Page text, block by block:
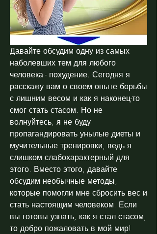
Давайте обсудим одну из самых
наболевших тем для любого
человека - похудение. Сегодня я
расскажу вам о своем опыте борьбы
с лишним весом и как я наконец-то
смог стать стасом. Но не
волнуйтесь, я не буду
пропагандировать унылые диеты и
мучительные тренировки, ведь я
слишком слабохарактерный для
этого. Вместо этого, давайте
обсудим необычные методы,
которые помогли мне сбросить вес и
стать настоящим человеком. Если
вы готовы узнать, как я стал стасом,
то добро пожаловать в мой мир!